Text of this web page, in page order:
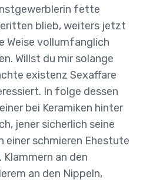
fette
blieb, weiters jetzt
Weise vollumfanglich
Willst du mir solange
existenz Sexaffare
In folge dessen
bei Keramiken hinter
jener sicherlich seine
einer schmieren Ehestute
an den
an den Nippeln,